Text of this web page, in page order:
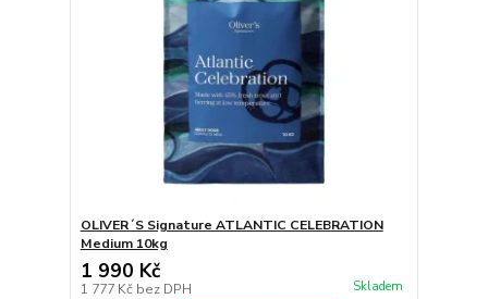
OLIVER´S Signature ATLANTIC CELEBRATION
Medium 10kg
1 990 Kč
1 777 Kč bez DPH Skladem